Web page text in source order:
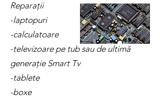
Reparații
-laptopuri
-calculatoare
-televizoare pe tub sau de ultimă
generație Smart Tv
-tablete
-boxe